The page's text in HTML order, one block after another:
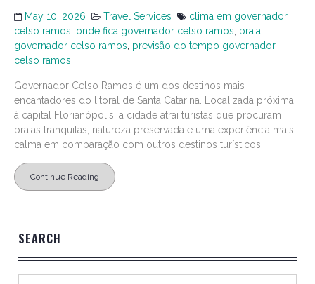
May 10, 2026 Travel Services
clima em governador
celso ramos onde fica governador celso ramos praia
governador celso ramos previsão do tempo governador
celso ramos
Governador Celso Ramos é um dos destinos mais
encantadores do litoral de Santa Catarina. Localizada próxima
à capital Florianópolis, a cidade atrai turistas que procuram
praias tranquilas, natureza preservada e uma experiência mais
calma em comparação com outros destinos turísticos...
Continue Reading
SEARCH